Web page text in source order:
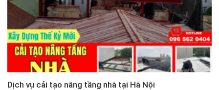
Dịch vụ cải tạo nâng tầng nhà tại Hà Nội